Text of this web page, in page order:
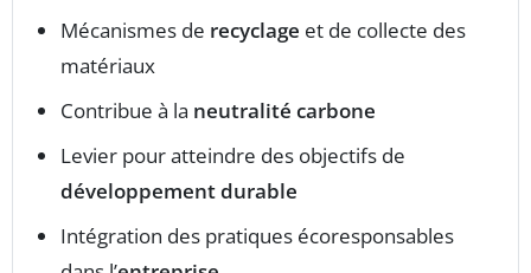
Mécanismes de recyclage et de collecte des
matériaux
Contribue à la neutralité carbone
Levier pour atteindre des objectifs de
développement durable
Intégration des pratiques écoresponsables